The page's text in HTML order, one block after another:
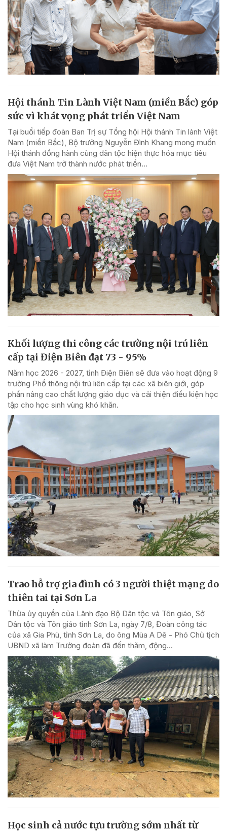
Hội thánh Tin Lành Việt Nam (miền Bắc) góp
sức vì khát vọng phát triển Việt Nam
Tại buổi tiếp đoàn Ban Trị sự Tổng hội Hội thánh Tin lành Việt
Nam (miền Bắc), Bộ trưởng Nguyễn Đình Khang mong muốn
Hội thánh đồng hành cùng dân tộc hiện thực hóa mục tiêu
đưa Việt Nam trở thành nước phát triển...
Khối lượng thi công các trường nội trú liên
cấp tại Điện Biên đạt 73 - 95%
Năm học 2026 - 2027, tỉnh Điện Biên sẽ đưa vào hoạt động 9
trường Phổ thông nội trú liên cấp tại các xã biên giới, góp
phần nâng cao chất lượng giáo dục và cải thiện điều kiện học
tập cho học sinh vùng khó khăn.
Trao hỗ trợ gia đình có 3 người thiệt mạng do
thiên tai tại Sơn La
Thừa ủy quyền của Lãnh đạo Bộ Dân tộc và Tôn giáo, Sở
Dân tộc và Tôn giáo tỉnh Sơn La, ngày 7/8, Đoàn công tác
của xã Gia Phù, tỉnh Sơn La, do ông Mùa A Dê - Phó Chủ tịch
UBND xã làm Trưởng đoàn đã đến thăm, động...
Học sinh cả nước tựu trường sớm nhất từ